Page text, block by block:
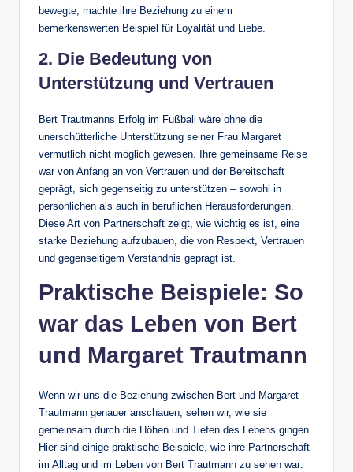
bewegte, machte ihre Beziehung zu einem
bemerkenswerten Beispiel für Loyalität und Liebe.
2. Die Bedeutung von
Unterstützung und Vertrauen
Bert Trautmanns Erfolg im Fußball wäre ohne die
unerschütterliche Unterstützung seiner Frau Margaret
vermutlich nicht möglich gewesen. Ihre gemeinsame Reise
war von Anfang an von Vertrauen und der Bereitschaft
geprägt, sich gegenseitig zu unterstützen – sowohl in
persönlichen als auch in beruflichen Herausforderungen.
Diese Art von Partnerschaft zeigt, wie wichtig es ist, eine
starke Beziehung aufzubauen, die von Respekt, Vertrauen
und gegenseitigem Verständnis geprägt ist.
Praktische Beispiele: So
war das Leben von Bert
und Margaret Trautmann
Wenn wir uns die Beziehung zwischen Bert und Margaret
Trautmann genauer anschauen, sehen wir, wie sie
gemeinsam durch die Höhen und Tiefen des Lebens gingen.
Hier sind einige praktische Beispiele, wie ihre Partnerschaft
im Alltag und im Leben von Bert Trautmann zu sehen war: